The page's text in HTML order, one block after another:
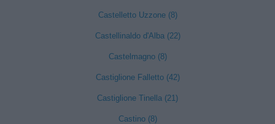
Castelletto Uzzone (8)
Castellinaldo d'Alba (22)
Castelmagno (8)
Castiglione Falletto (42)
Castiglione Tinella (21)
Castino (8)